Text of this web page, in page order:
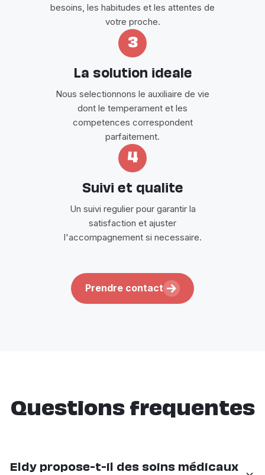
besoins, les habitudes et les attentes de
votre proche.
3
La solution ideale
Nous selectionnons le auxiliaire de vie
dont le temperament et les
competences correspondent
parfaitement.
4
Suivi et qualite
Un suivi regulier pour garantir la
satisfaction et ajuster
l'accompagnement si necessaire.
Prendre contact
Questions frequentes
Eldy propose-t-il des soins médicaux